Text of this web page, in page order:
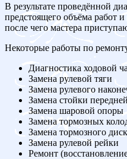
В результате проведённой
предстоящего объёма работ
после чего мастера
Некоторые работы по
Диагностика ходовой
Замена рулевой тяги
Замена рулевого
Замена стойки передней
Замена шаровой опоры
Замена тормозных
Замена тормозного
Замена рулевой рейки
Ремонт